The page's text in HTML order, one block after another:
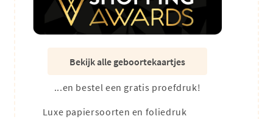
Bekijk alle geboortekaartjes
...en bestel een gratis proefdruk!
Luxe papiersoorten en foliedruk